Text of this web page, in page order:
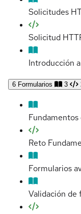
Solicitudes
Solicitud
Introducción
6 Formularios 3
Reto
Formularios
Validación de